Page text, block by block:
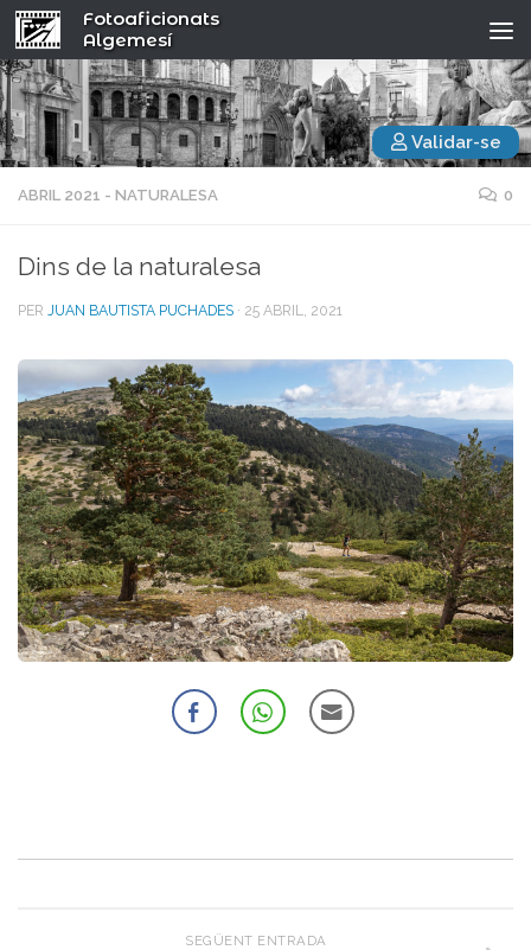
Fotoaficionats
Algemesí
Validar-se
ABRIL 2021 - NATURALESA 0
Dins de la naturalesa
PER JUAN BAUTISTA PUCHADES · 25 ABRIL, 2021
SEGÜENT ENTRADA